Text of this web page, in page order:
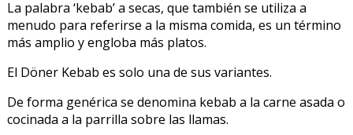
La palabra ‘kebab’ a secas, que también se utiliza a
menudo para referirse a la misma comida, es un término
más amplio y engloba más platos.
El Döner Kebab es solo una de sus variantes.
De forma genérica se denomina kebab a la carne asada o
cocinada a la parrilla sobre las llamas.